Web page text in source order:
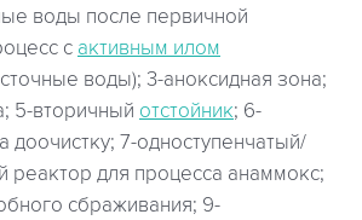
воды после первичной
с активным илом
воды); 3-аноксидная зона;
5-вторичный отстойник; 6-
доочистку; 7-одноступенчатый/
реактор для процесса анаммокс;
сбраживания; 9-